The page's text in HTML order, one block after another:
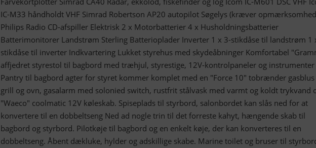
IC-M33 håndholdt VHF Simrad Robertson AP20 autopilot Søgelys (kræver
Philips Radio CD-afspiller Elektrisk 2 x Motorbatterier 4 x Husholdningsbatterier
Batterimonitorer Landstrøm Sterling Batterioplader Inverter 1 x 3-stikdåse til landstrøm 1
stikdåse til inverter Indkvartering Lukket styrehus med skydeåbninger Komfortabel
affjedret styrestol til bagbord med træhjul, styrestige, 12V-kontrolpaneler og instrumenter
Pantry til bagbord agter for styret kommer komplet med en "Force 10" tobrænder gasblus
grill og ovn, gasalarm med solonied switch, rustfrit stålvask med varmt og koldt trykvand
"Waeco" coolmatic 12V køleskab. Spiseplads til styrbord, salonbordet kan slås ned for at
konvertere til en dobbeltseng Ned ad nogle trin til det forreste kahyt, hængende skab til
bagbord og styrbord. Pilotkøje til bagbord og en enkelt køje, der kan konverteres til en
dobbeltseng. Åbent dækluke, hylder og adskillige skabe. Marine toilet og bruser til